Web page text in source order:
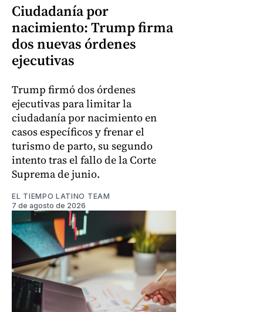
Ciudadanía por
nacimiento: Trump firma
dos nuevas órdenes
ejecutivas
Trump firmó dos órdenes
ejecutivas para limitar la
ciudadanía por nacimiento en
casos específicos y frenar el
turismo de parto, su segundo
intento tras el fallo de la Corte
Suprema de junio.
EL TIEMPO LATINO TEAM
7 de agosto de 2026